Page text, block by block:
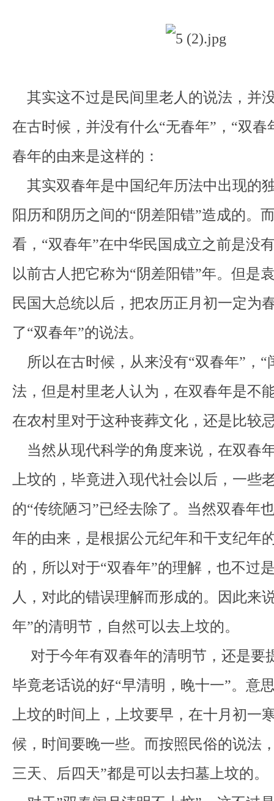
其实这不过是民间里老人的说法，并
在古时候，并没有什么“无春年”，“双春
春年的由来是这样的：
其实双春年是中国纪年历法中出现的
阳历和阴历之间的“阴差阳错”造成的。
看，“双春年”在中华民国成立之前是没
以前古人把它称为“阴差阳错”年。但是
民国大总统以后，把农历正月初一定为
了“双春年”的说法。
所以在古时候，从来没有“双春年”，“
法，但是村里老人认为，在双春年是不
在农村里对于这种丧葬文化，还是比较
当然从现代科学的角度来说，在双春
上坟的，毕竟进入现代社会以后，一些
的“传统陋习”已经去除了。当然双春年
年的由来，是根据公元纪年和干支纪年
的，所以对于“双春年”的理解，也不过
人，对此的错误理解而形成的。因此来
年”的清明节，自然可以去上坟的。
对于今年有双春年的清明节，还是要
毕竟老话说的好“早清明，晚十一”。意
上坟的时间上，上坟要早，在十月初一
候，时间要晚一些。而按照民俗的说法
三天、后四天”都是可以去扫墓上坟的。